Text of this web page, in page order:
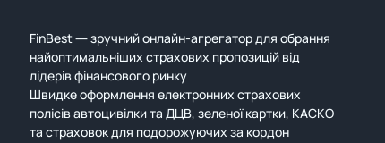
FinBest — зручний онлайн-агрегатор для обрання
найоптимальніших страхових пропозицій від
лідерів фінансового ринку
Швидке оформлення електронних страхових
полісів автоцивілки та ДЦВ, зеленої картки, КАСКО
та страховок для подорожуючих за кордон